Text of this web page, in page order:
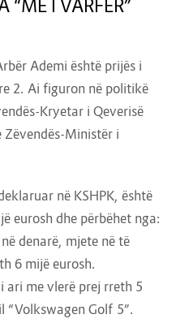
I VARFËR”
Ademi është prijës i
2. Ai figuron në politikë
Kryetar i Qeverisë
Zëvendës-Ministër i
në KSHPK, është
eurosh dhe përbëhet nga:
denarë, mjete në të
6 mijë eurosh.
ari me vlerë prej rreth 5
“Volkswagen Golf 5”.